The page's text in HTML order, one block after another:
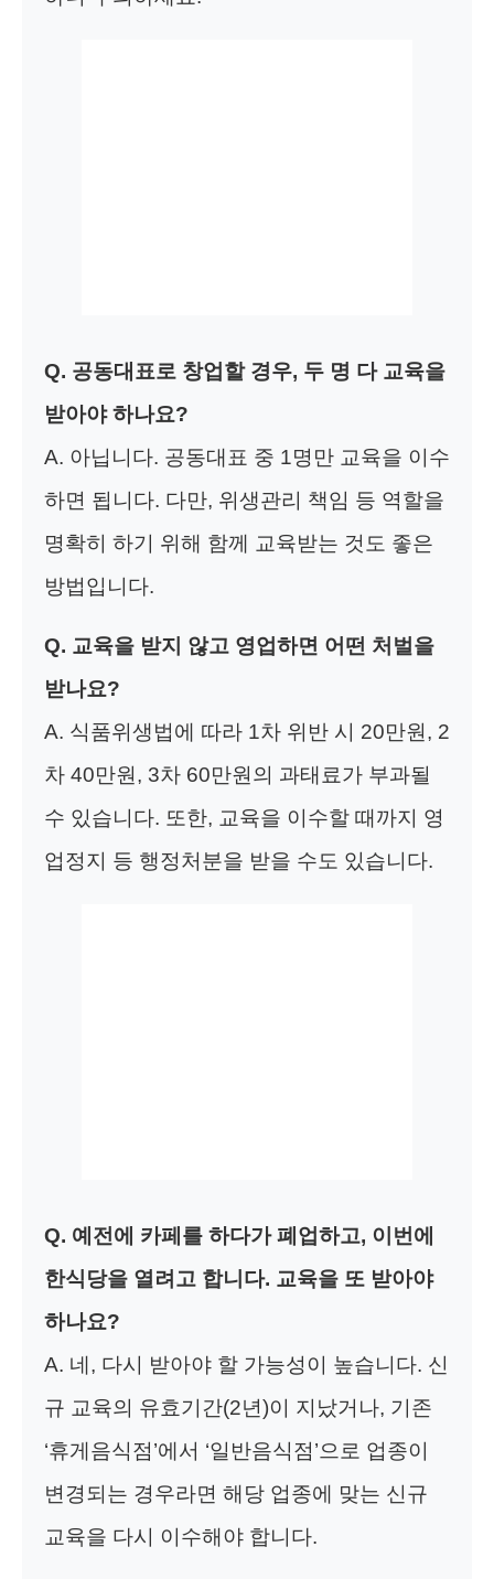
Q. 공동대표로 창업할 경우, 두 명 다 교육을
받아야 하나요?
A. 아닙니다. 공동대표 중 1명만 교육을 이수
하면 됩니다. 다만, 위생관리 책임 등 역할을
명확히 하기 위해 함께 교육받는 것도 좋은
방법입니다.
Q. 교육을 받지 않고 영업하면 어떤 처벌을
받나요?
A. 식품위생법에 따라 1차 위반 시 20만원, 2
차 40만원, 3차 60만원의 과태료가 부과될
수 있습니다. 또한, 교육을 이수할 때까지 영
업정지 등 행정처분을 받을 수도 있습니다.
Q. 예전에 카페를 하다가 폐업하고, 이번에
한식당을 열려고 합니다. 교육을 또 받아야
하나요?
A. 네, 다시 받아야 할 가능성이 높습니다. 신
규 교육의 유효기간(2년)이 지났거나, 기존
‘휴게음식점’에서 ‘일반음식점’으로 업종이
변경되는 경우라면 해당 업종에 맞는 신규
교육을 다시 이수해야 합니다.